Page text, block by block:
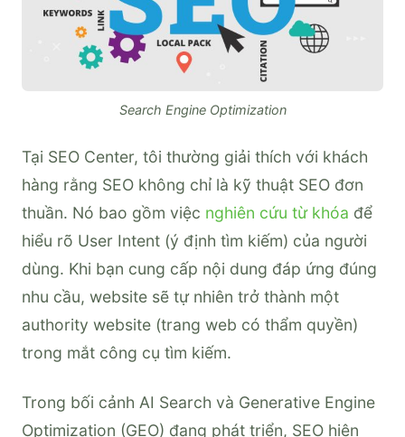
Search Engine Optimization
Tại SEO Center, tôi thường giải thích với khách
hàng rằng SEO không chỉ là kỹ thuật SEO đơn
thuần. Nó bao gồm việc nghiên cứu từ khóa để
hiểu rõ User Intent (ý định tìm kiếm) của người
dùng. Khi bạn cung cấp nội dung đáp ứng đúng
nhu cầu, website sẽ tự nhiên trở thành một
authority website (trang web có thẩm quyền)
trong mắt công cụ tìm kiếm.
Trong bối cảnh AI Search và Generative Engine
Optimization (GEO) đang phát triển, SEO hiện